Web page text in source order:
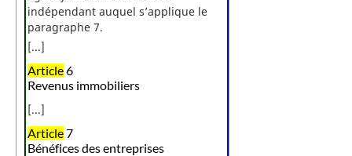
indépendant auquel s’applique le
paragraphe 7.
[...]
Article6
Revenus immobiliers
[...]
Article7
Bénéfices des entreprises